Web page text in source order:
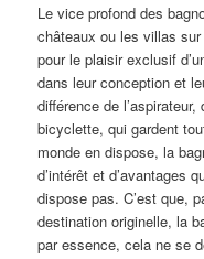
Le vice profond des
châteaux ou les villas
pour le plaisir exclusif
dans leur conception et
différence de
bicyclette, qui gardent
monde en dispose, la
d’intérêt et d’avantages
dispose pas. C’est que,
destination originelle, la
par essence, cela ne se